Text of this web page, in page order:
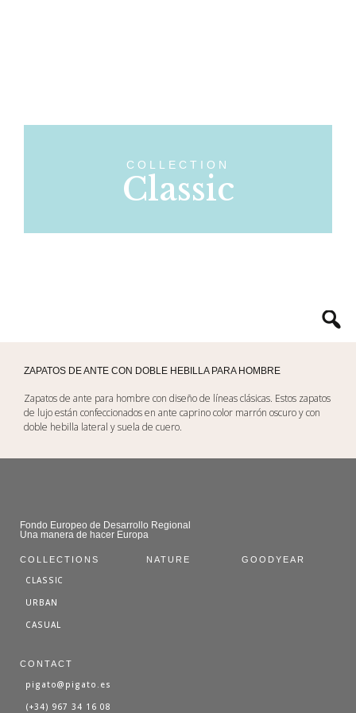
COLLECTION
Classic
ZAPATOS DE ANTE CON DOBLE HEBILLA PARA HOMBRE
Zapatos de ante para hombre con diseño de líneas clásicas. Estos zapatos
de lujo están confeccionados en ante caprino color marrón oscuro y con
doble hebilla lateral y suela de cuero.
Fondo Europeo de Desarrollo Regional
Una manera de hacer Europa
COLLECTIONS
CLASSIC
URBAN
CASUAL
NATURE GOODYEAR
CONTACT
pigato@pigato.es
(+34) 967 34 16 08